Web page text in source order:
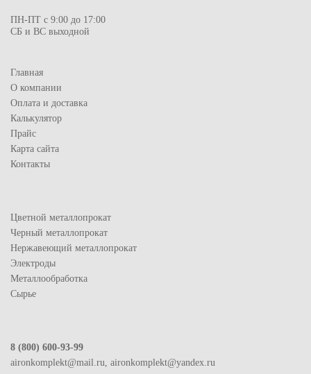
ПН-ПТ с 9:00 до 17:00
СБ и ВС выходной
Главная
О компании
Оплата и доставка
Калькулятор
Прайс
Карта сайта
Контакты
Цветной металлопрокат
Черный металлопрокат
Нержавеющий металлопрокат
Электроды
Металлообработка
Сырье
8 (800) 600-93-99
aironkomplekt@mail.ru, aironkomplekt@yandex.ru